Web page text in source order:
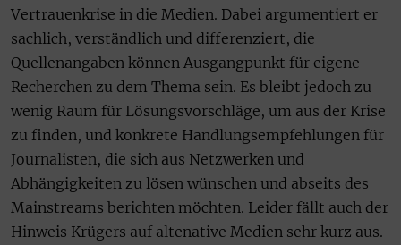
Vertrauenkrise in die Medien. Dabei argumentiert er
sachlich, verständlich und differenziert, die
Quellenangaben können Ausgangpunkt für eigene
Recherchen zu dem Thema sein. Es bleibt jedoch zu
wenig Raum für Lösungsvorschläge, um aus der Krise
zu finden, und konkrete Handlungsempfehlungen für
Journalisten, die sich aus Netzwerken und
Abhängigkeiten zu lösen wünschen und abseits des
Mainstreams berichten möchten. Leider fällt auch der
Hinweis Krügers auf altenative Medien sehr kurz aus.